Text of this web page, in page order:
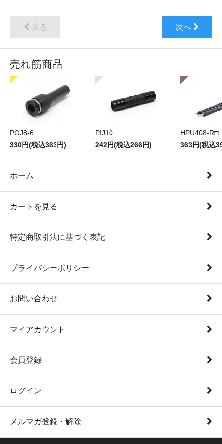
戻る 次へ
売れ筋商品
PGJ8-6
330円(税込363円)
PIJ10
242円(税込266円)
HPU408-R□
363円(税込
ホーム
カートを見る
特定商取引法に基づく表記
プライバシーポリシー
お問い合わせ
マイアカウント
会員登録
ログイン
メルマガ登録・解除